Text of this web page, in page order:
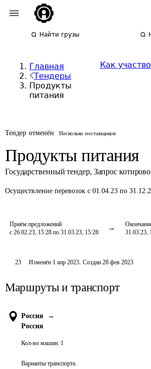
Найти грузы
Главная
Тендеры
Продукты
питания
Как
Тендер отменён Несколько поставщиков
Продукты питания
Государственный тендер, Запрос
Осуществление перевозок с 01.04.23 по
Приём предложений
с 26.02.23, 15:28 по 31.03.23, 15:28
31.03.23,
23 Изменён 1 апр 2023. Создан 28 фев 2023
Маршруты и транспорт
Россия
→
Россия
Кол-во машин: 1
Варианты транспорта